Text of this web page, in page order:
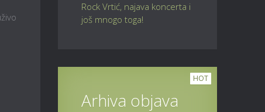
Rock Vrtić, najava koncerta i
još mnogo toga!
HOT
Arhiva objava